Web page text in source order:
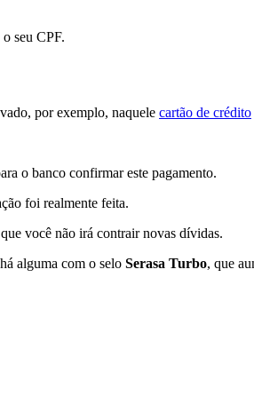
seu CPF.
por exemplo, naquele cartão de crédito
o banco confirmar este pagamento.
foi realmente feita.
você não irá contrair novas dívidas.
alguma com o selo Serasa Turbo, que